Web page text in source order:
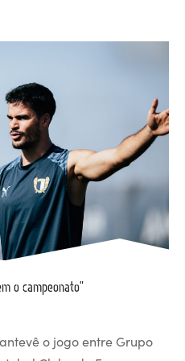
o campeonato”
o jogo entre Grupo